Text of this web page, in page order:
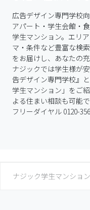
広告デザイン専門学校
アパート・学生会館・
学生マンション。エリ
マ・条件など豊富な検
をお届けし、あなたの
ナジックでは学生様が
告デザイン専門学校』
学生マンション」をご
よる住まい相談も可能
フリーダイヤル 0120-
ナジック学生マンション